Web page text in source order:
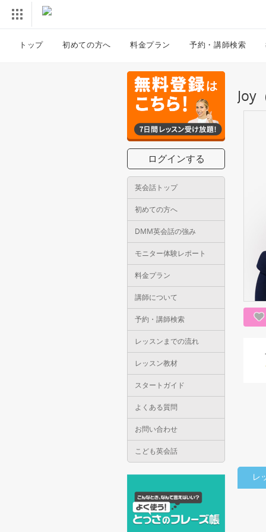
トップ 初めての方へ 料金プラン 予約・講師検索
ログインする
英会話トップ
初めての方へ
DMM英会話の強み
モニター体験レポート
料金プラン
講師について
予約・講師検索
レッスンまでの流れ
レッスン教材
スタートガイド
よくある質問
お問い合わせ
こども英会話
Joy
レ